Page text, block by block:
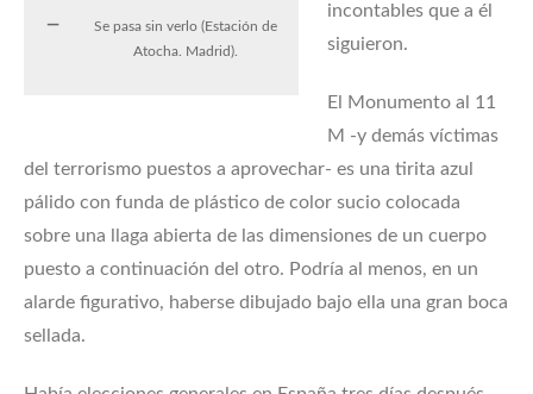
Se pasa sin verlo (Estación de
Atocha. Madrid).
incontables que a él
siguieron.
El Monumento al 11
M -y demás víctimas
del terrorismo puestos a aprovechar- es una tirita azul
pálido con funda de plástico de color sucio colocada
sobre una llaga abierta de las dimensiones de un cuerpo
puesto a continuación del otro. Podría al menos, en un
alarde figurativo, haberse dibujado bajo ella una gran boca
sellada.